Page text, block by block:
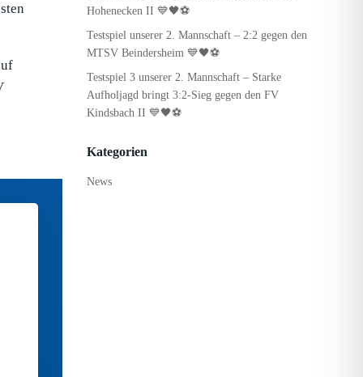
Hohenecken II 💙🖤⚽
Testspiel unserer 2. Mannschaft – 2:2 gegen den
MTSV Beindersheim 💙🖤⚽
Testspiel 3 unserer 2. Mannschaft – Starke
Aufholjagd bringt 3:2-Sieg gegen den FV
Kindsbach II 💙🖤⚽
Kategorien
News